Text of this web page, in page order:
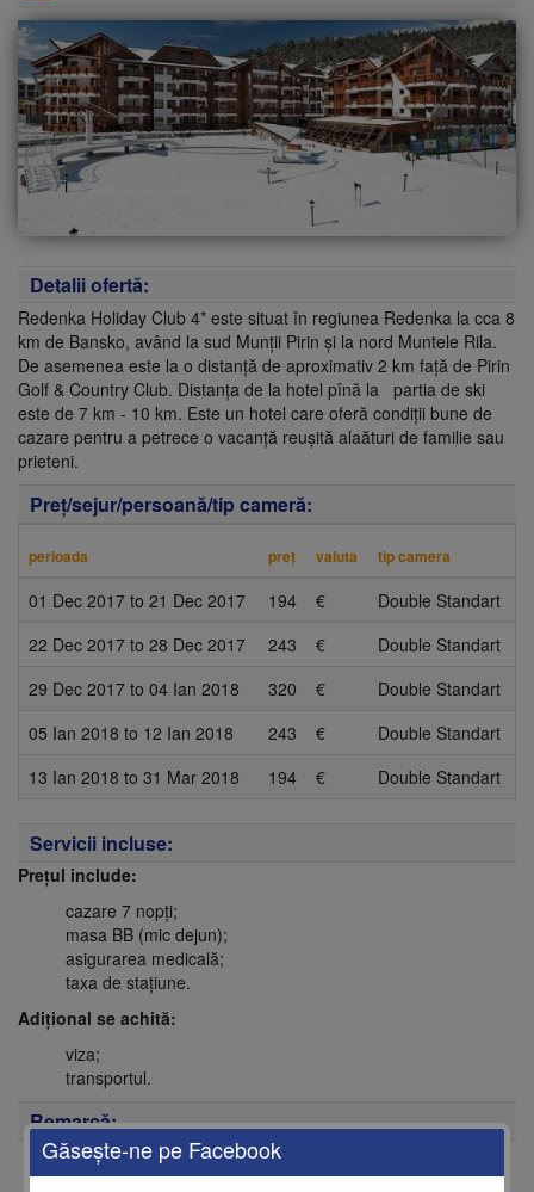
Detalii ofertă:
Redenka Holiday Club 4* este situat în regiunea Redenka la cca 8
km de Bansko, având la sud Munții Pirin și la nord Muntele Rila.
De asemenea este la o distanță de aproximativ 2 km față de Pirin
Golf & Country Club. Distanța de la hotel pînă la partia de ski
este de 7 km - 10 km. Este un hotel care oferă condiții bune de
cazare pentru a petrece o vacanță reușită alaături de familie sau
prieteni.
Preţ/sejur/persoană/tip cameră:
perioada preţ valuta tip camera
01 Dec 2017 to 21 Dec 2017 194 €
Double Standart
22 Dec 2017 to 28 Dec 2017 243 €
Double Standart
29 Dec 2017 to 04 Ian 2018 320 €
Double Standart
05 Ian 2018 to 12 Ian 2018 243 €
Double Standart
13 Ian 2018 to 31 Mar 2018 194 € Double Standart
Servicii incluse:
Prețul include:
cazare 7 nopți;
masa BB (mic dejun);
asigurarea medicală;
taxa de stațiune.
Adițional se achită:
viza;
transportul.
Remarcă:
Tariful este pentru personă în DBL (cameră dublă);
Găseşte-ne pe Facebook